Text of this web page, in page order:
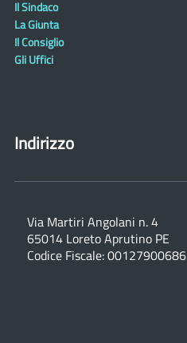
Il Sindaco
La Giunta
Il Consiglio
Gli Uffici
Indirizzo
Via Martiri Angolani n. 4
65014 Loreto Aprutino PE
Codice Fiscale: 00127900686